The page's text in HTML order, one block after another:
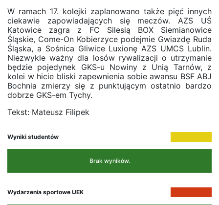
W ramach 17. kolejki zaplanowano także pięć innych
ciekawie zapowiadających się meczów. AZS UŚ
Katowice zagra z FC Silesią BOX Siemianowice
Śląskie, Come-On Kobierzyce podejmie Gwiazdę Ruda
Śląska, a Sośnica Gliwice Luxionę AZS UMCS Lublin.
Niezwykle ważny dla losów rywalizacji o utrzymanie
będzie pojedynek GKS-u Nowiny z Unią Tarnów, z
kolei w hicie bliski zapewnienia sobie awansu BSF ABJ
Bochnia zmierzy się z punktującym ostatnio bardzo
dobrze GKS-em Tychy.
Tekst: Mateusz Filipek
Wyniki studentów
Brak wyników.
Wydarzenia sportowe UEK